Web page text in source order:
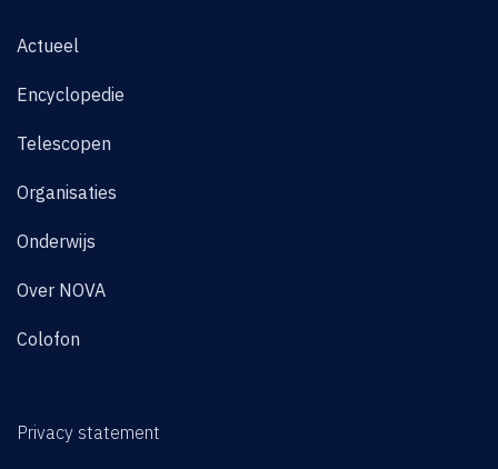
Actueel
Encyclopedie
Telescopen
Organisaties
Onderwijs
Over NOVA
Colofon
Privacy statement